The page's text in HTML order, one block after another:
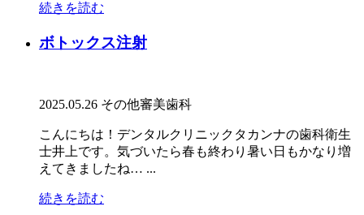
続きを読む
ボトックス注射
2025.05.26 その他審美歯科
こんにちは！デンタルクリニックタカンナの歯科衛生
士井上です。気づいたら春も終わり暑い日もかなり増
えてきましたね… ...
続きを読む